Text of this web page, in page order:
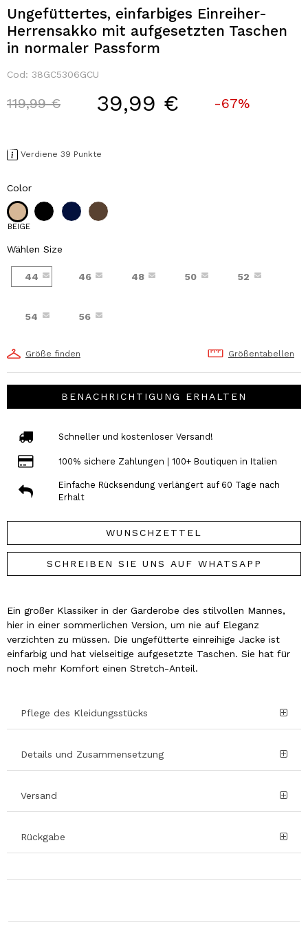
Ungefüttertes, einfarbiges Einreiher-
Herrensakko mit aufgesetzten Taschen
in normaler Passform
Cod: 38GC5306GCU
Price reduced from
119,99 €to 39,99 € -67%
Verdiene 39 Punkte
Color
BEIGE
Wählen Size
44 46 48 50 52
54 56
Größe finden Größentabellen
BENACHRICHTIGUNG ERHALTEN
Schneller und kostenloser Versand!
100% sichere Zahlungen | 100+ Boutiquen in Italien
Einfache Rücksendung verlängert auf 60 Tage nach
Erhalt
WUNSCHZETTEL
SCHREIBEN SIE UNS AUF WHATSAPP
Ein großer Klassiker in der Garderobe des stilvollen Mannes,
hier in einer sommerlichen Version, um nie auf Eleganz
verzichten zu müssen. Die ungefütterte einreihige Jacke ist
einfarbig und hat vielseitige aufgesetzte Taschen. Sie hat für
noch mehr Komfort einen Stretch-Anteil.
Pflege des Kleidungsstücks
Details und Zusammensetzung
Versand
Rückgabe